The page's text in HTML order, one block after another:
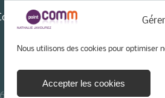
Nous utilisons des cookies pour optimiser
Accepter les cookies
web
Stratégie WEB
- Point Comm